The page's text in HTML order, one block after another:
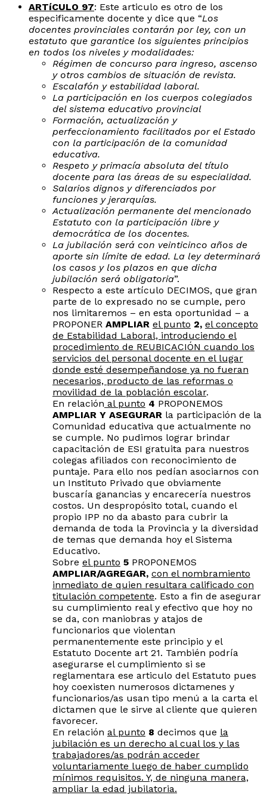
ARTíCULO 97: Este articulo es otro de los
especificamente docente y dice que “Los
docentes provinciales contarán por ley, con un
estatuto que garantice los siguientes principios
en todos los niveles y modalidades:
Régimen de concurso para ingreso, ascenso
y otros cambios de situación de revista.
Escalafón y estabilidad laboral.
La participación en los cuerpos colegiados
del sistema educativo provincial
Formación, actualización y
perfeccionamiento facilitados por el Estado
con la participación de la comunidad
educativa.
Respeto y primacía absoluta del título
docente para las áreas de su especialidad.
Salarios dignos y diferenciados por
funciones y jerarquías.
Actualización permanente del mencionado
Estatuto con la participación libre y
democrática de los docentes.
La jubilación será con veinticinco años de
aporte sin límite de edad. La ley determinará
los casos y los plazos en que dicha
jubilación será obligatoria”.
Respecto a este artículo DECIMOS, que gran
parte de lo expresado no se cumple, pero
nos limitaremos – en esta oportunidad – a
PROPONER AMPLIAR el punto 2, el concepto
de Estabilidad Laboral, introduciendo el
procedimiento de REUBICACIÓN cuando los
servicios del personal docente en el lugar
donde esté desempeñandose ya no fueran
necesarios, producto de las reformas o
movilidad de la población escolar.
En relación al punto 4 PROPONEMOS
AMPLIAR Y ASEGURAR la participación de la
Comunidad educativa que actualmente no
se cumple. No pudimos lograr brindar
capacitación de ESI gratuita para nuestros
colegas afiliados con reconocimiento de
puntaje. Para ello nos pedían asociarnos con
un Instituto Privado que obviamente
buscaría ganancias y encarecería nuestros
costos. Un despropósito total, cuando el
propio IPP no da abasto para cubrir la
demanda de toda la Provincia y la diversidad
de temas que demanda hoy el Sistema
Educativo.
Sobre el punto 5 PROPONEMOS
AMPLIAR/AGREGAR, con el nombramiento
inmediato de quien resultara calificado con
titulación competente. Esto a fin de asegurar
su cumplimiento real y efectivo que hoy no
se da, con maniobras y atajos de
funcionarios que violentan
permanentemente este principio y el
Estatuto Docente art 21. También podría
asegurarse el cumplimiento si se
reglamentara ese articulo del Estatuto pues
hoy coexisten numerosos dictamenes y
funcionarios/as usan tipo menú a la carta el
dictamen que le sirve al cliente que quieren
favorecer.
En relación al punto 8 decimos que la
jubilación es un derecho al cual los y las
trabajadores/as podrán acceder
voluntariamente luego de haber cumplido
mínimos requisitos. Y, de ninguna manera,
ampliar la edad jubilatoria.